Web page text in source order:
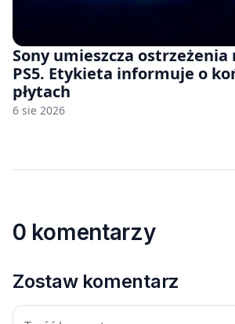
Sony umieszcza ostrzeżenia
PS5. Etykieta informuje o
płytach
6 sie 2026
0 komentarzy
Zostaw komentarz